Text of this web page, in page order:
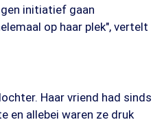
initiatief gaan
op haar plek", vertelt
Haar vriend had sinds
en allebei waren ze druk